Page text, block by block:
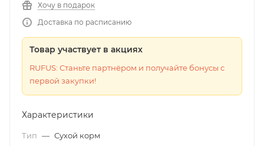
Хочу в подарок
Доставка по расписанию
Товар участвует в акциях
RUFUS: Станьте партнёром и получайте бонусы с
первой закупки!
Характеристики
Тип — Сухой корм